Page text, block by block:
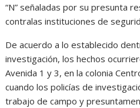
“N” señaladas por su presunta
contralas instituciones de
De acuerdo a lo establecido
investigación, los hechos
Avenida 1 y 3, en la colonia
cuando los policías de
trabajo de campo y